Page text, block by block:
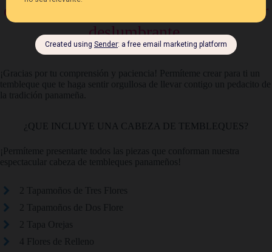
excepcional que te hará destacar y lucir
deslumbrante.
¡Gracias por tu comprensión y paciencia! Permíteme crear para ti un
tembleque que te haga sentir orgullosa de llevar contigo un pedacito de
la tradición panameña.
¿QUE INCLUYE UNA CABEZA DE TEMBLEQUES?
¡Permíteme presentarte todos las piezas que conforman nuestra
espectacular cabeza de tembleques panameños!
2 Tapamoños de Tres Flores
2 Tapamoños de Dos Flore
2 Tapa Orejas
4 Flores de Relleno